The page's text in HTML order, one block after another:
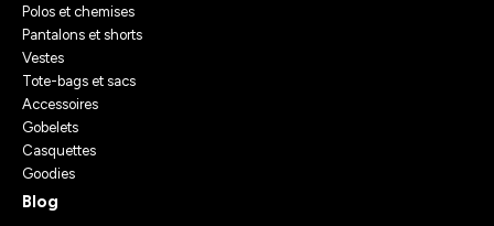
Polos et chemises
Pantalons et shorts
Vestes
Tote-bags et sacs
Accessoires
Gobelets
Casquettes
Goodies
Blog